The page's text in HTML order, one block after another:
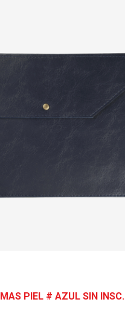
PIEL # AZUL SIN INSC.